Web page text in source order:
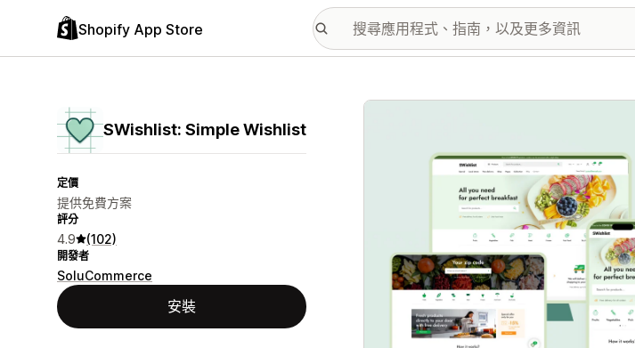
Shopify App Store
SWishlist: Simple Wishlist
定價
提供免費方案
評分
4.9 (102)
開發者
SoluCommerce
安裝
主要圖片圖庫